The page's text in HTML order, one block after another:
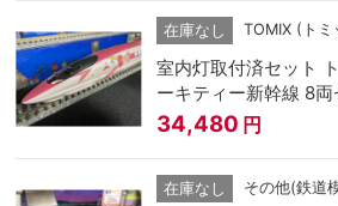
在庫なし TOMIX (トミ
室内灯取付済セット
ーキティー新幹線 8両
34,480 円
在庫なし その他(鉄道